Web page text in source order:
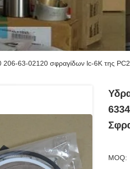
63-02120 σφραγίδων lc-6K της
MOQ: